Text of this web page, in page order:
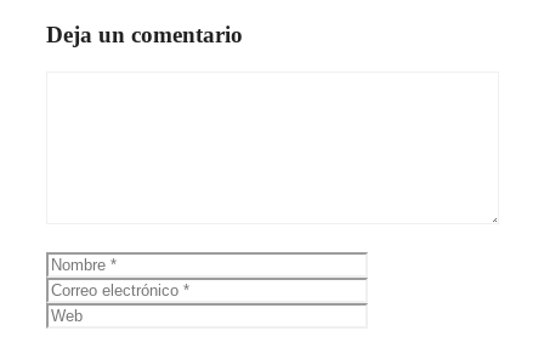
Deja un comentario
Nombre
Correo
electrónico
Web